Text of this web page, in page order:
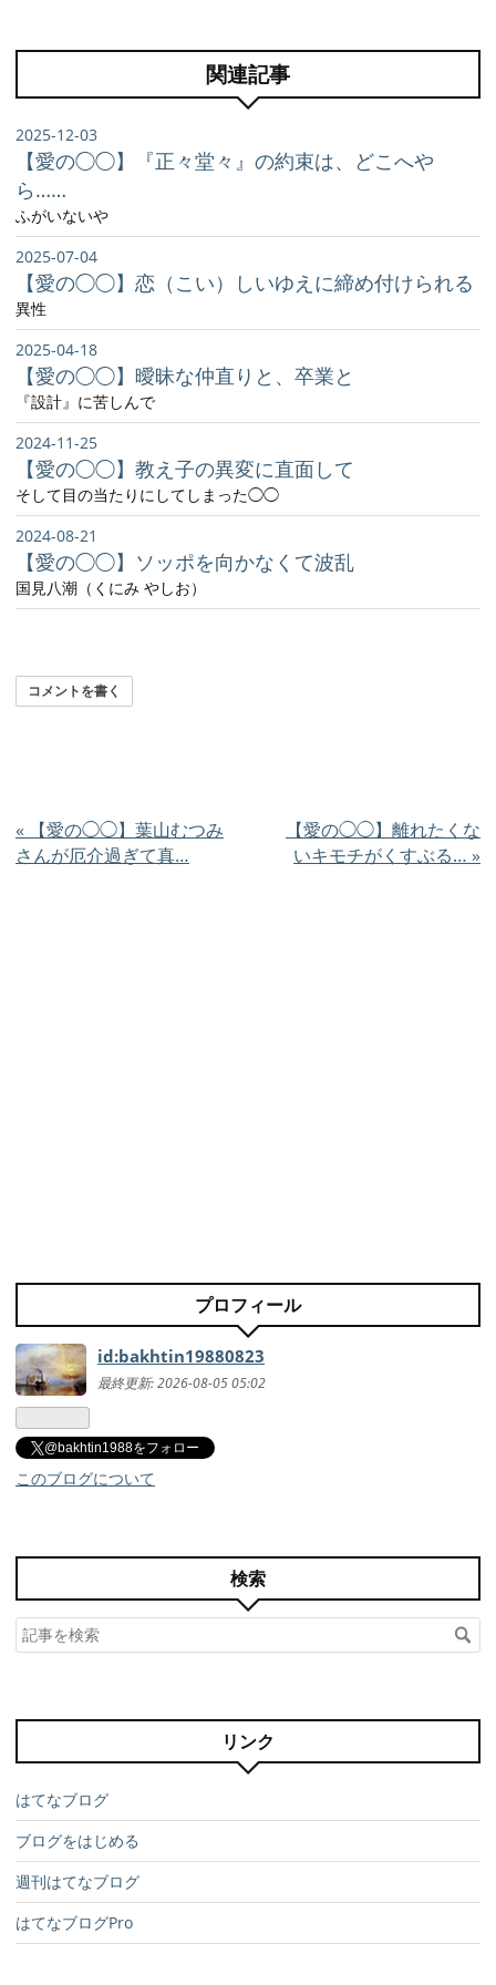
関連記事
2025-12-03
【愛の◯◯】『正々堂々』の約束は、どこへや
ら……
ふがいないや
2025-07-04
【愛の◯◯】恋（こい）しいゆえに締め付けられる
異性
2025-04-18
【愛の◯◯】曖昧な仲直りと、卒業と
『設計』に苦しんで
2024-11-25
【愛の◯◯】教え子の異変に直面して
そして目の当たりにしてしまった◯◯
2024-08-21
【愛の◯◯】ソッポを向かなくて波乱
国見八潮（くにみ やしお）
コメントを書く
«
【愛の◯◯】葉山むつみ
さんが厄介過ぎて真…
【愛の◯◯】離れたくな
いキモチがくすぶる… »
プロフィール
id:bakhtin19880823
最終更新:2026-08-05 05:02
@bakhtin1988をフォロー
このブログについて
検索
リンク
はてなブログ
ブログをはじめる
週刊はてなブログ
はてなブログPro